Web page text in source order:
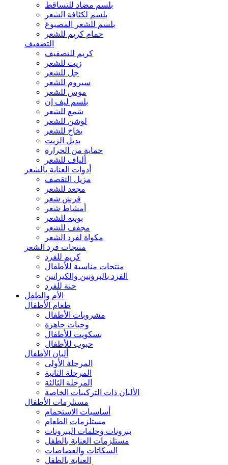
بلسم مضاد للتساقط
بلسم لكثافة الشعر
بلسم للشعر المصبوغ
حمام كريم للشعر
التصفيف
كريم للتصفيف
زيت للشعر
جل للشعر
سيروم للشعر
موس للشعر
بلسم ليف إن
شمع للشعر
لوشن للشعر
بخاخ للشعر
بديل الزيت
حماية من الحرارة
ألياف للشعر
أدوات العناية بالشعر
مزيل التقصف
مجعد للشعر
فرش شعر
أمشاط شعر
بونيه للشعر
مجفف للشعر
مكواة لفرد الشعر
منتجات فرد الشعر
كريم للفرد
منتجات مناسبة للأطفال
الفرد بالبروتين والكيراتين
حنة للفرد
الأم والطفل
طعام الأطفال
مشروبات الأطفال
وجبات جاهزة
بسكويت للأطفال
حبوب للأطفال
ألبان الأطفال
المرحلة الأولى
المرحلة الثانية
المرحلة الثالثة
الألبان ذات التركيبات الخاصة
مستلزمات الأطفال
أساسيات الاستحمام
مستلزمات الطعام
ببرونات وحلمات الببرونات
مستلزمات العناية بالطفل
السكاتات والعضاضات
العناية بالطفل